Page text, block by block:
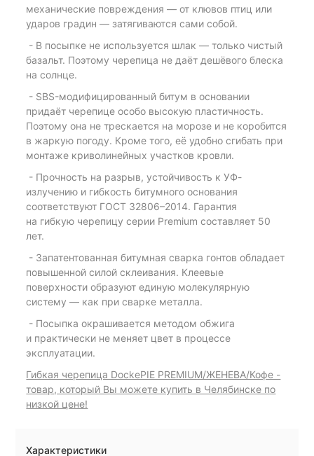
механические повреждения — от клювов птиц или
ударов градин — затягиваются сами собой.
- В посыпке не используется шлак — только чистый
базальт. Поэтому черепица не даёт дешёвого блеска
на солнце.
- SBS-модифицированный битум в основании
придаёт черепице особо высокую пластичность.
Поэтому она не трескается на морозе и не коробится
в жаркую погоду. Кроме того, её удобно сгибать при
монтаже криволинейных участков кровли.
- Прочность на разрыв, устойчивость к УФ-
излучению и гибкость битумного основания
соответствуют ГОСТ 32806–2014. Гарантия
на гибкую черепицу серии Premium составляет 50
лет.
- Запатентованная битумная сварка гонтов обладает
повышенной силой склеивания. Клеевые
поверхности образуют единую молекулярную
систему — как при сварке металла.
- Посыпка окрашивается методом обжига
и практически не меняет цвет в процессе
эксплуатации.
Гибкая черепица DockePIE PREMIUM/ЖЕНЕВА/Кофе -
товар, который Вы можете купить в Челябинске по
низкой цене!
Характеристики